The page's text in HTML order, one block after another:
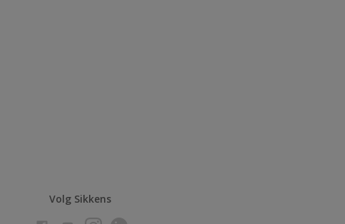
Volg Sikkens